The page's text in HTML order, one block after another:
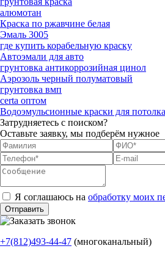
алюмотан
Краска по ржавчине белая
Эмаль 3005
где купить корабельную краску
Автоэмали для авто
грунтовка антикоррозийная цинол
Аэрозоль черный полуматовый
грунтовка вмп
certa оптом
Водоэмульсионные краски для потолка
Затрудняетесь с поиском?
Оставьте заявку, мы подберём нужное
Я соглашаюсь на обработку моих
+7(812)493-44-47 (многоканальный)